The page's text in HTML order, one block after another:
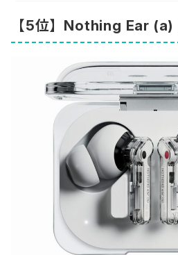
【5位】Nothing Ear (a)